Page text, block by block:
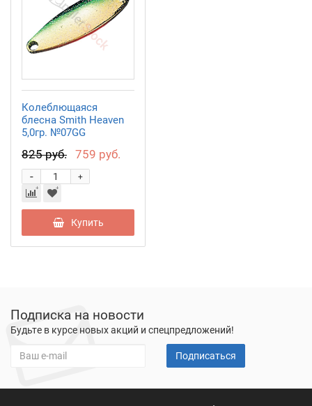
Колеблющаяся
блесна Smith Heaven
5,0гр. №07GG
825 руб. 759 руб.
+
-
Купить
Подписка на новости
Будьте в курсе новых акций и спецпредложений!
Подписаться